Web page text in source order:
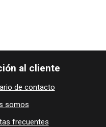
al cliente
de contacto
​som​​​os
frecuentes